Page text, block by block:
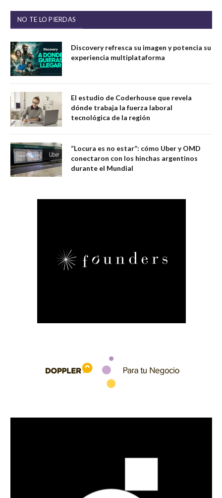
NO TE LO PIERDAS
Discovery refresca su imagen y potencia su
experiencia multiplataforma
El estudio de Coderhouse que revela
dónde trabaja la fuerza laboral
tecnológica de la región
“Locura es no estar”: cómo Uber y OMD
conectaron con los hinchas argentinos
durante el Mundial